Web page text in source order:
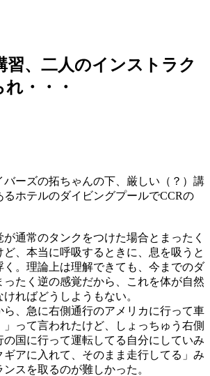
習、二人のインストラク
・・・
バーズの拓ちゃんの下、厳しい（？）講
るホテルのダイビングプールでCCRの
通常のタンクをつけた場合とまったく
、本当に呼吸するときに、息を吸うと
く。理論上は理解できても、今までのダ
ったく逆の感覚だから、これを体が自然
ればどうしようもない。
ら、急に右側通行のアメリカに行って車
って言われたけど、しょっちゅう右側
国に行って運転してる自分にしていみ
アに入れて、そのまま走行してる」み
スを取るのが難しかった。